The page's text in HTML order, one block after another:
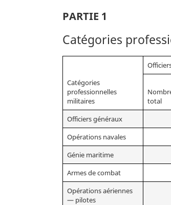
les
PARTIE 1
Catégories
Catégories
professionnelles
militaires
total
Officiers généraux
Opérations navales
Génie maritime
Armes de combat
Opérations aériennes
— pilotes